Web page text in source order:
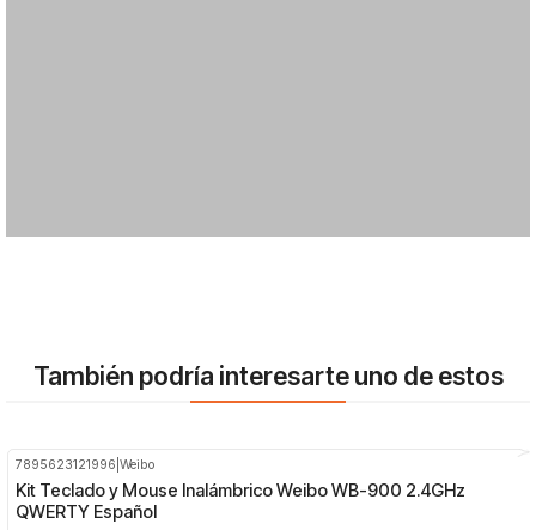
También podría interesarte uno de estos
7895623121996 |Weibo
Kit Teclado y Mouse Inalámbrico Weibo WB-900 2.4GHz
QWERTY Español